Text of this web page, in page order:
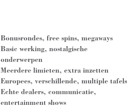
Bonusrondes, free spins, megaways
Basic werking, nostalgische
onderwerpen
Meerdere limieten, extra inzetten
Europees, verschillende, multiple tafels
Echte dealers, communicatie,
entertainment shows